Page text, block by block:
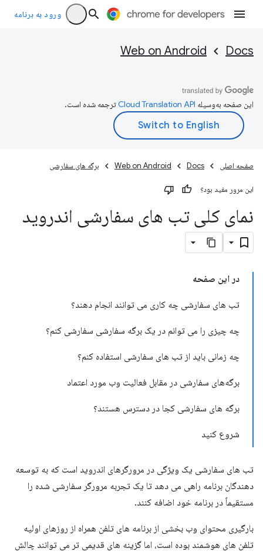
ورود به برنامه
Docs
Web on Android
این صفحه به‌وسیله ترجمه شده است.
صفحه اصلی Docs
Web on Android برگه های سفارشی
این مرور مفید بود؟
نمای کلی تب های سفارشی اندروید
در این صفحه
تب های سفارشی چه کاری می توانند انجام دهند؟
چه چیزی را می توانم در یک برگه سفارشی سفارشی کنم؟
چه زمانی باید از تب های سفارشی استفاده کنم؟
برگه‌های سفارشی در مقابل فعالیت وب مورد اعتماد
برگه های سفارشی کجا در دسترس هستند؟
شروع کنید
تب های سفارشی یک ویژگی در مرورگرهای اندروید است که به توسعه
دهندگان برنامه راهی می دهد تا یک تجربه مرورگر سفارشی شده را
مستقیماً در برنامه خود اضافه کنند.
بارگیری محتوای وب بخشی از برنامه های تلفن همراه از روزهای اولیه
تلفن های هوشمند بوده است، اما گزینه های قدیمی تر می توانند چالش